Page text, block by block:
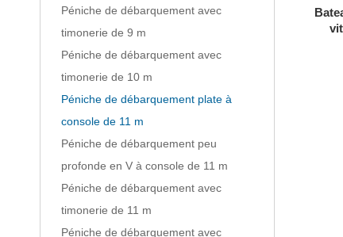
Péniche de débarquement avec
timonerie de 9 m
Péniche de débarquement avec
timonerie de 10 m
Péniche de débarquement plate à
console de 11 m
Péniche de débarquement peu
profonde en V à console de 11 m
Péniche de débarquement avec
timonerie de 11 m
Péniche de débarquement avec